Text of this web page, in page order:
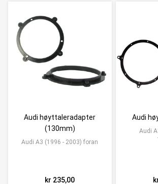
Audi høyttaleradapter
(130mm)
Audi A3 (1996 - 2003) foran
kr 235,00
Audi
Audi